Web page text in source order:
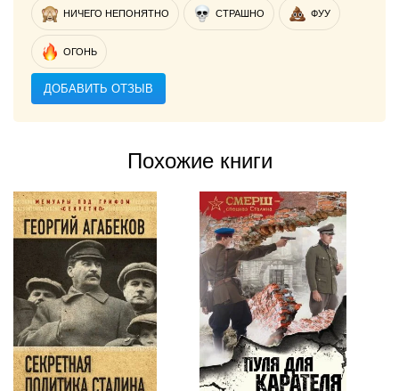
НИЧЕГО НЕПОНЯТНО СТРАШНО ФУУ
ОГОНЬ
ДОБАВИТЬ ОТЗЫВ
Похожие книги